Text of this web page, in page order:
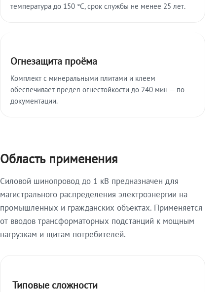
температура до 150 °C, срок службы не менее 25 лет.
Огнезащита проёма
Комплект с минеральными плитами и клеем
обеспечивает предел огнестойкости до 240 мин — по
документации.
Область применения
Силовой шинопровод до 1 кВ предназначен для
магистрального распределения электроэнергии на
промышленных и гражданских объектах. Применяется
от вводов трансформаторных подстанций к мощным
нагрузкам и щитам потребителей.
Типовые сложности